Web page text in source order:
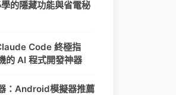
的隱藏功能與省電秘
Code 終極指
的 AI 程式開發神器
：Android模擬器推薦